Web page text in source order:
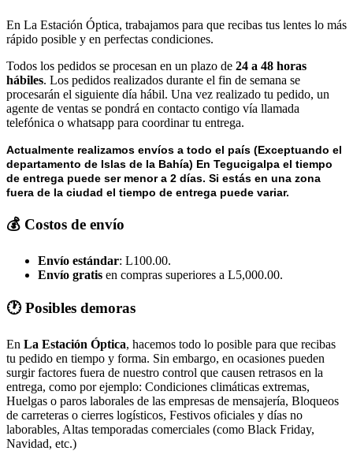
En La Estación Óptica, trabajamos para que recibas tus lentes lo más
rápido posible y en perfectas condiciones.
Todos los pedidos se procesan en un plazo de 24 a 48 horas
hábiles. Los pedidos realizados durante el fin de semana se
procesarán el siguiente día hábil. Una vez realizado tu pedido, un
agente de ventas se pondrá en contacto contigo vía llamada
telefónica o whatsapp para coordinar tu entrega.
Actualmente realizamos envíos a todo el país (Exceptuando el
departamento de Islas de la Bahía) En Tegucigalpa el tiempo
de entrega puede ser menor a 2 días. Si estás en una zona
fuera de la ciudad el tiempo de entrega puede variar.
💰 Costos de envío
Envío estándar: L100.00.
Envío gratis en compras superiores a L5,000.00.
🕐 Posibles demoras
En La Estación Óptica, hacemos todo lo posible para que recibas
tu pedido en tiempo y forma. Sin embargo, en ocasiones pueden
surgir factores fuera de nuestro control que causen retrasos en la
entrega, como por ejemplo: Condiciones climáticas extremas,
Huelgas o paros laborales de las empresas de mensajería, Bloqueos
de carreteras o cierres logísticos, Festivos oficiales y días no
laborables, Altas temporadas comerciales (como Black Friday,
Navidad, etc.)